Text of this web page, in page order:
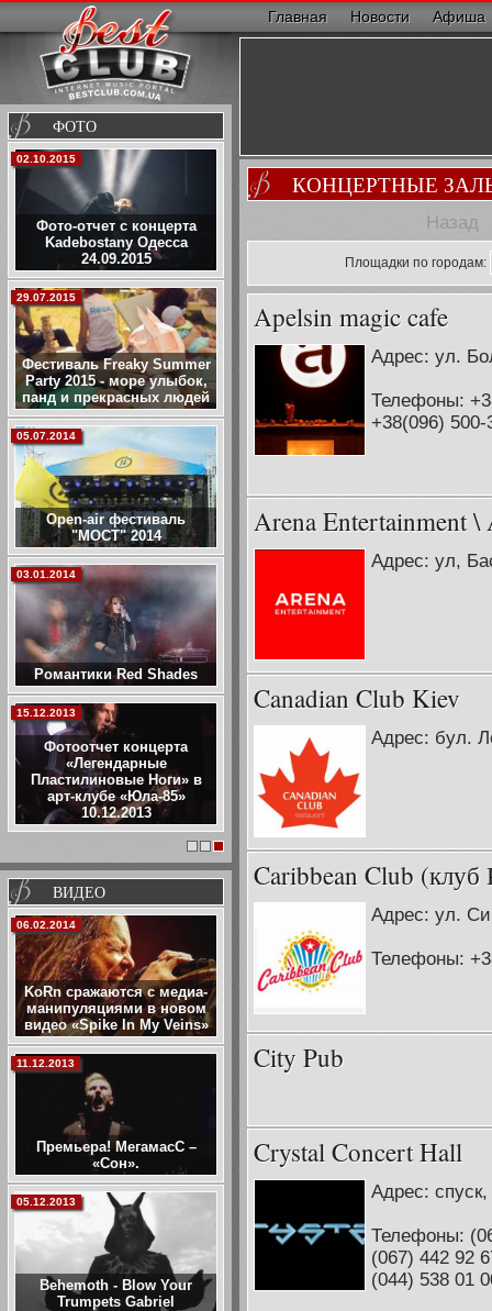
Главная Новости Афиша
ФОТО
Фото-отчет с концерта
Kadebostany Одесса
24.09.2015
02.10.2015
Фестиваль Freaky Summer
Party 2015 - море улыбок,
панд и прекрасных людей
29.07.2015
Open-air фестиваль
"МОСТ" 2014
05.07.2014
Романтики Red Shades
03.01.2014
Фотоотчет концерта
«Легендарные
Пластилиновые Ноги» в
арт-клубе «Юла-85»
10.12.2013
15.12.2013
ВИДЕО
KoRn сражаются с медиа-
манипуляциями в новом
видео «Spike In My Veins»
06.02.2014
Премьера! МегамасС –
«Сон».
11.12.2013
Behemoth - Blow Your
Trumpets Gabriel
05.12.2013
КОНЦЕРТНЫЕ
Назад
Площадки по городам:
Apelsin magic cafe
Адрес: ул.
Телефоны:
+38(096) 500-
Arena Entertainment \
Адрес: ул,
Canadian Club Kiev
Адрес: бул.
Caribbean Club (клуб
Адрес: ул.
Телефоны:
City Pub
Crystal Concert Hall
Адрес:
Телефоны:
(067) 442 92
(044) 538 01